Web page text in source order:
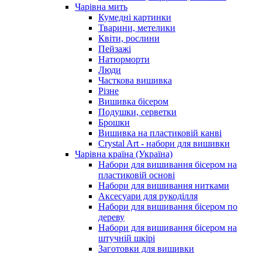
Чарiвна мить
Кумедні картинки
Тварини, метелики
Квіти, рослини
Пейзажі
Натюрморти
Люди
Часткова вишивка
Різне
Вишивка бісером
Подушки, серветки
Брошки
Вишивка на пластиковій канві
Crystal Art - набори для вишивки
Чарівна країна (Україна)
Набори для вишивання бісером на
пластиковій основі
Набори для вишивання нитками
Аксесуари для рукоділля
Набори для вишивання бісером по
дереву
Набори для вишивання бісером на
штучній шкірі
Заготовки для вишивки